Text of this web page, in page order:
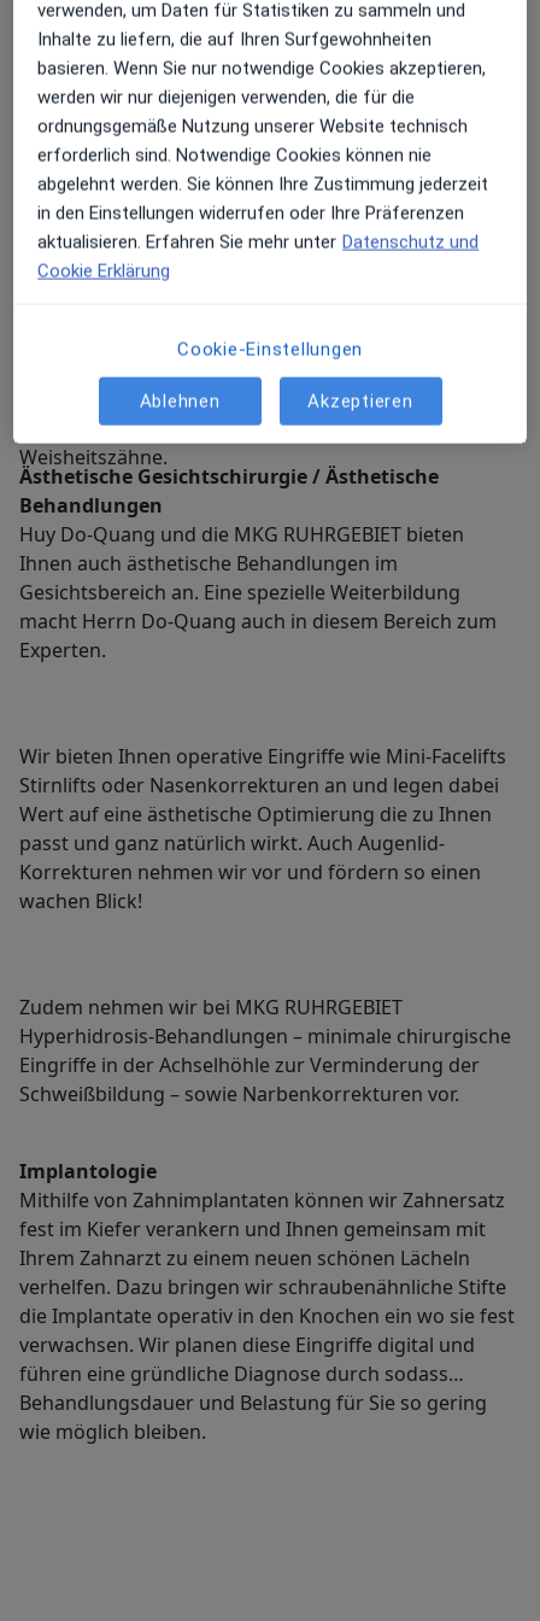
diesem Bereich.
Mund- Kiefer- und Gesichtschirurgie / Oralchirurgie
Diverse oral- und kieferchirurgische Eingriffe sind Teil
der Mund- Kiefer- und Gesichtschirurgie.
Dazu gehört zum Beispiel die Diagnose und Therapie
der sogenannten Craniomandibulären Dysfunktion
(CMD) – einer Fehlstellung der Kiefergelenke die unter
führen und in einigen Fällen nur operativ behoben
werden kann. Zudem nehmen wir die Insertion von
Zahnimplantaten vor kümmern uns um den Aufbau
des Kieferknochens oder entfernen komplex gelegene
Weisheitszähne.
Ästhetische Gesichtschirurgie / Ästhetische
Behandlungen
Huy Do-Quang und die MKG RUHRGEBIET bieten
Ihnen auch ästhetische Behandlungen im
Gesichtsbereich an. Eine spezielle Weiterbildung
macht Herrn Do-Quang auch in diesem Bereich zum
Experten.
Wir bieten Ihnen operative Eingriffe wie Mini-Facelifts
Stirnlifts oder Nasenkorrekturen an und legen dabei
Wert auf eine ästhetische Optimierung die zu Ihnen
passt und ganz natürlich wirkt. Auch Augenlid-
Korrekturen nehmen wir vor und fördern so einen
wachen Blick!
Zudem nehmen wir bei MKG RUHRGEBIET
Hyperhidrosis-Behandlungen – minimale chirurgische
Eingriffe in der Achselhöhle zur Verminderung der
Schweißbildung – sowie Narbenkorrekturen vor.
Implantologie
Mithilfe von Zahnimplantaten können wir Zahnersatz
fest im Kiefer verankern und Ihnen gemeinsam mit
Ihrem Zahnarzt zu einem neuen schönen Lächeln
verhelfen. Dazu bringen wir schraubenähnliche Stifte
die Implantate operativ in den Knochen ein wo sie fest
verwachsen. Wir planen diese Eingriffe digital und
führen eine gründliche Diagnose durch sodass
Behandlungsdauer und Belastung für Sie so gering
wie möglich bleiben.
verwenden, um Daten für Statistiken zu sammeln und
Inhalte zu liefern, die auf Ihren Surfgewohnheiten
basieren. Wenn Sie nur notwendige Cookies akzeptieren,
werden wir nur diejenigen verwenden, die für die
ordnungsgemäße Nutzung unserer Website technisch
erforderlich sind. Notwendige Cookies können nie
abgelehnt werden. Sie können Ihre Zustimmung jederzeit
in den Einstellungen widerrufen oder Ihre Präferenzen
aktualisieren. Erfahren Sie mehr unter Datenschutz und
Cookie Erklärung
Cookie-Einstellungen
Ablehnen Akzeptieren